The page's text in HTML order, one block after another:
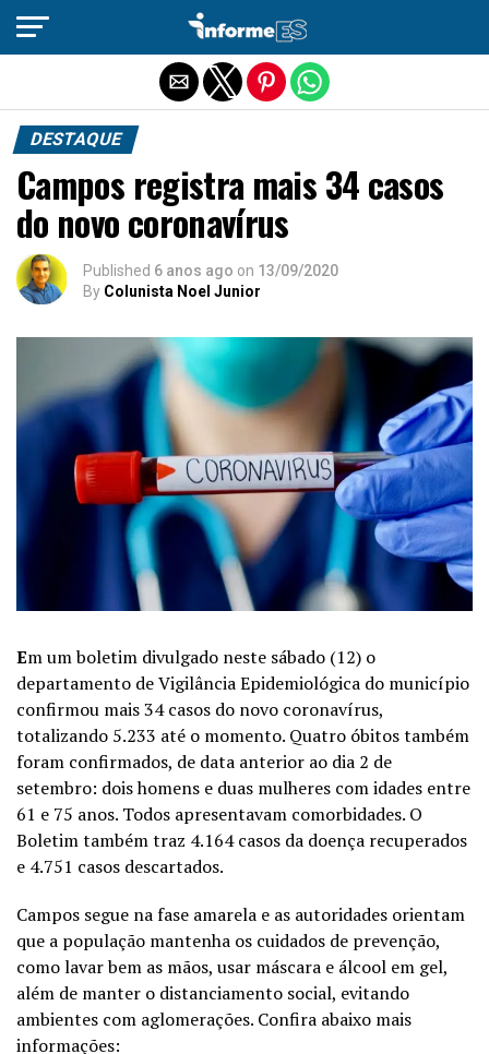
DESTAQUE
Campos registra mais 34 casos
do novo coronavírus
Published 6 anos ago on 13/09/2020
By Colunista Noel Junior
Em um boletim divulgado neste sábado (12) o
departamento de Vigilância Epidemiológica do município
confirmou mais 34 casos do novo coronavírus,
totalizando 5.233 até o momento. Quatro óbitos também
foram confirmados, de data anterior ao dia 2 de
setembro: dois homens e duas mulheres com idades entre
61 e 75 anos. Todos apresentavam comorbidades. O
Boletim também traz 4.164 casos da doença recuperados
e 4.751 casos descartados.
Campos segue na fase amarela e as autoridades orientam
que a população mantenha os cuidados de prevenção,
como lavar bem as mãos, usar máscara e álcool em gel,
além de manter o distanciamento social, evitando
ambientes com aglomerações. Confira abaixo mais
informações:
Sair da versão mobile